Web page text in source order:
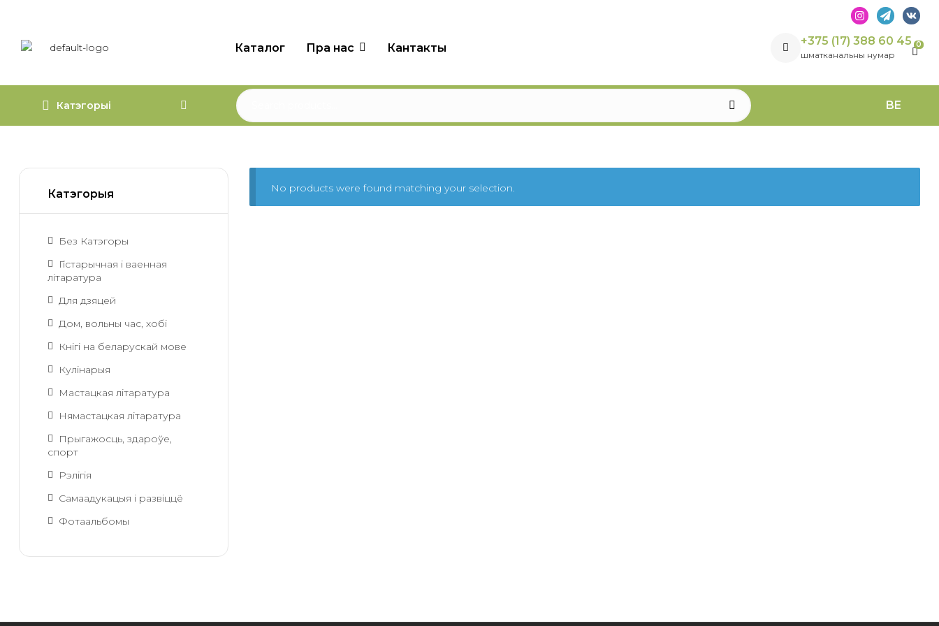
Каталог Пра нас Кантакты
+375 (17) 388 60 45
шматканальны нумар
0
Катэгорыі BE
No products were found matching your selection.
Катэгорыя
Без Катэгоры
Гістарычная і ваенная
літаратура
Для дзяцей
Дом, вольны час, хобі
Кнігі на беларускай мове
Кулінарыя
Мастацкая літаратура
Нямастацкая літаратура
Прыгажосць, здароўе,
спорт
Рэлігія
Самаадукацыя і развіццё
Фотаальбомы